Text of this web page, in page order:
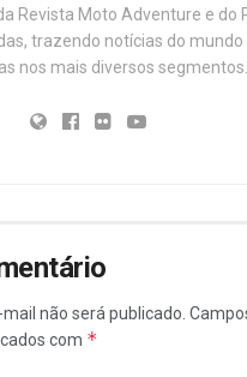
Revista Moto Adventure e do
trazendo notícias do mundo
nos mais diversos segmentos.
não será publicado.
com *